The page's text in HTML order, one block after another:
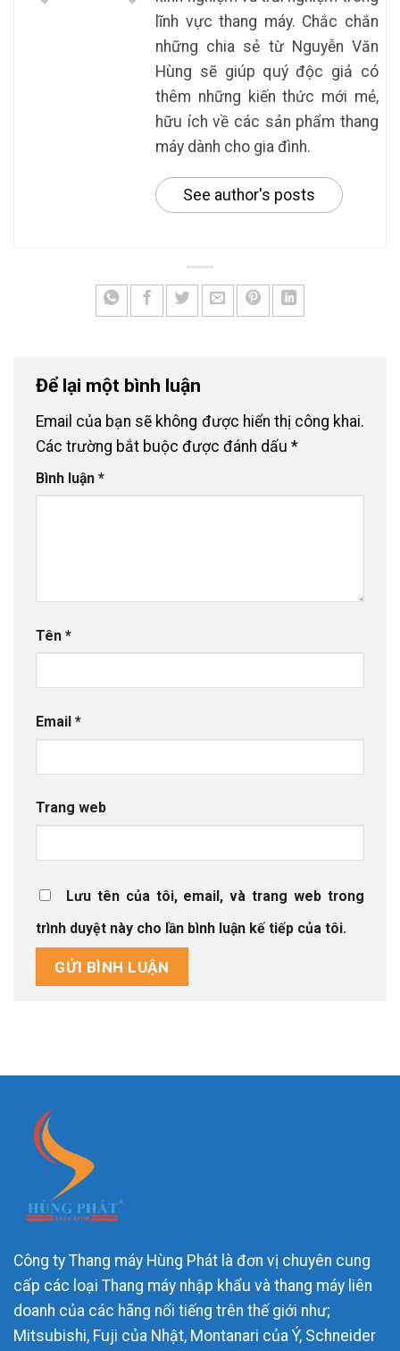
lĩnh vực thang máy. Chắc chắn
những chia sẻ từ Nguyễn Văn
Hùng sẽ giúp quý độc giả có
thêm những kiến thức mới mẻ,
hữu ích về các sản phẩm thang
máy dành cho gia đình.
See author's posts
Để lại một bình luận
Email của bạn sẽ không được hiển thị công khai.
Các trường bắt buộc được đánh dấu *
Bình luận *
Tên *
Email *
Trang web
Lưu tên của tôi, email, và trang web trong
trình duyệt này cho lần bình luận kế tiếp của tôi.
Công ty Thang máy Hùng Phát là đơn vị chuyên cung
cấp các loại Thang máy nhập khẩu và thang máy liên
doanh của các hãng nổi tiếng trên thế giới như;
Mitsubishi, Fuji của Nhật, Montanari của Ý, Schneider